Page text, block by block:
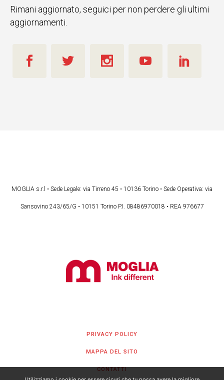
Rimani aggiornato, seguici per non perdere gli ultimi
aggiornamenti.
MOGLIA s.r.l • Sede Legale: via Tirreno 45 • 10136 Torino • Sede Operativa: via
Sansovino 243/65/G • 10151 Torino P.I. 08486970018 • REA 976677
PRIVACY POLICY
MAPPA DEL SITO
CONTATTI